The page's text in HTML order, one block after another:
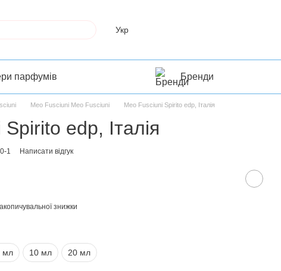
Укр
парфумів Бренди
Meo Fusciuni Meo Fusciuni Meo Fusciuni Spirito edp, Італія
edp, Італія
1 Написати відгук
знижки
мл 10 мл 20 мл